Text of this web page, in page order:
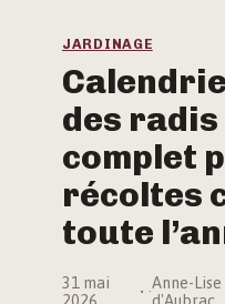
Immobilier
Jardinage
Maison & Déco
JARDINAGE
des radis
complet
récoltes
toute
31 mai
·Anne-